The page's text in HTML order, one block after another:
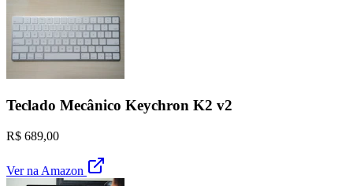
Teclado Mecânico Keychron K2 v2
R$ 689,00
Ver na Amazon